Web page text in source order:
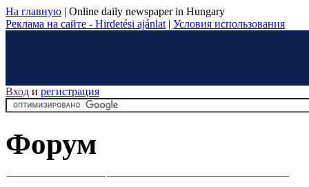
На главную | Online daily newspaper in Hungary
Реклама на сайте - Hirdetési ajánlat | Условия использования
Вход и регистрация
Форум